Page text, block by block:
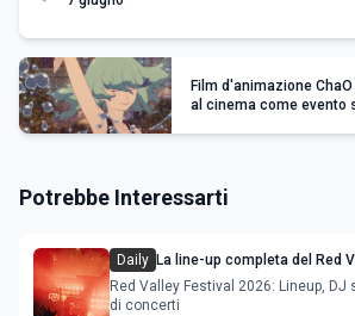
Film d'animazione
al cinema come evento
Potrebbe Interessarti
Daily La line-up completa del Red
Red Valley Festival 2026: Lineup,
di concerti